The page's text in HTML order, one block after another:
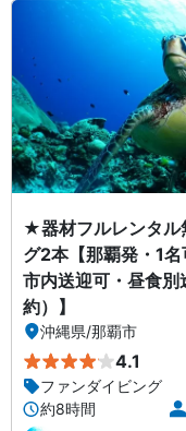
★器材フルレンタル
グ2本【那覇発・1
市内送迎可・昼食
約）】
沖縄県/那覇市
4.1
ファンダイビング
約8時間